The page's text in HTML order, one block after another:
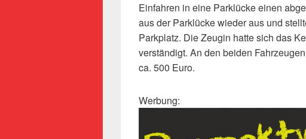
Einfahren in eine Parklücke einen
aus der Parklücke wieder aus und
Parkplatz. Die Zeugin hatte sich das
verständigt. An den beiden
ca. 500 Euro.
Werbung: